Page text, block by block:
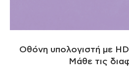
Οθόνη υπολογιστή με
Μάθε τις